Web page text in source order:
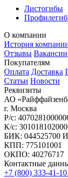
Листогибы
О компании
История
Отзывы Вакансии
Покупателям
Оплата Доставка
Статьи Новости
Реквизиты
АО
г. Москва
Р/с:
К/с:
БИК: 044525700
КПП: 775101001
ОКПО: 40276717
Контактные
+7 (800) 333-41-10